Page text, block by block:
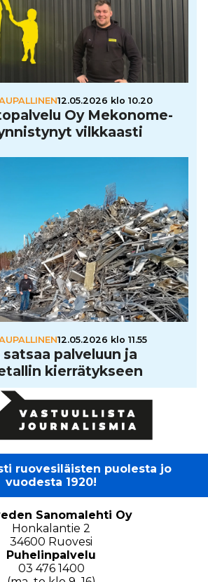
12.05.2026 klo 10.20
Oy Meko­no­me­
vilk­kaasti
12.05.2026 klo 11.55
palveluun ja
kier­rä­tyk­seen
ruovesiläisten puolesta jo
vuodesta 1920!
Sanomalehti Oy
Honkalantie 2
34600 Ruovesi
Puhelinpalvelu
03 476 1400